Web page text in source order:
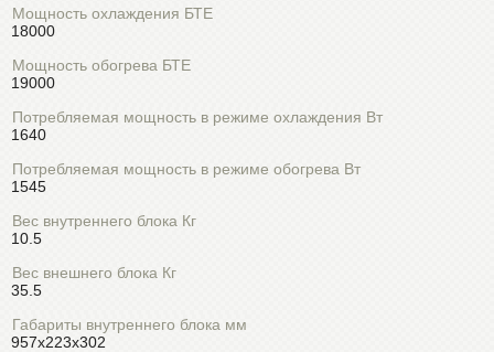
Мощность охлаждения БТЕ
18000
Мощность обогрева БТЕ
19000
Потребляемая мощность в режиме охлаждения Вт
1640
Потребляемая мощность в режиме обогрева Вт
1545
Вес внутреннего блока Кг
10.5
Вес внешнего блока Кг
35.5
Габариты внутреннего блока мм
957x223x302